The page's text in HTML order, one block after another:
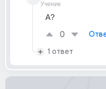
Ученик
А?
0
1 ответ